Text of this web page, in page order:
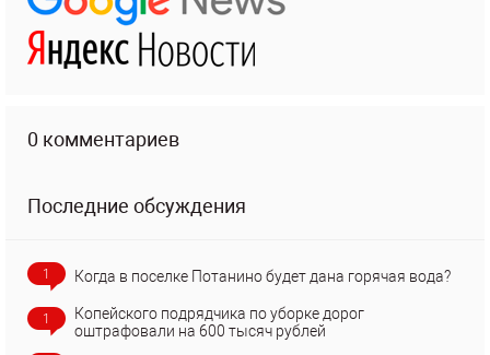
0 комментариев
Последние обсуждения
1 Когда в поселке Потанино будет дана горячая вода?
1
Копейского подрядчика по уборке дорог
оштрафовали на 600 тысяч рублей